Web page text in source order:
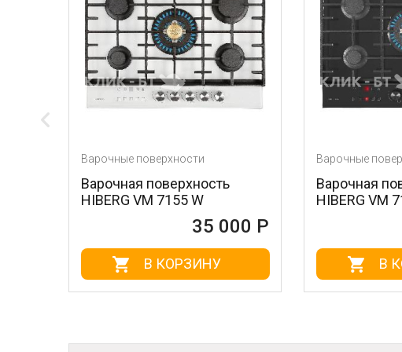
поверхности
поверхность
VM 7155 W
Варочные поверхности
Варочная поверхность
HIBERG VM 7155 B